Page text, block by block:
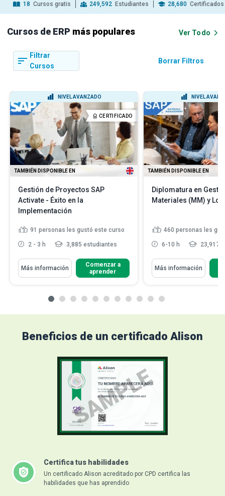
18 Cursos gratis 249,592 Estudiantes 28,680
Cursos de ERP más populares Ver Todo
Filtrar
Cursos
Borrar Filtros
NIVEL AVANZADO
CERTIFICADO
TAMBIÉN DISPONIBLE EN
Gestión de Proyectos SAP
Activate - Éxito en la
Implementación
91 personas les gustó este curso
2 - 3 h 3,885 estudiantes
Más información
Comenzar a
aprender
NIVEL
TAMBIÉN DISPONIBLE EN
Diplomatura en
Materiales (MM) y
460 personas les
6-10 h 23,917
Más información
Beneficios de un certificado Alison
Certifica tus habilidades
Un certificado Alison acreditado por CPD certifica las
habilidades que has aprendido